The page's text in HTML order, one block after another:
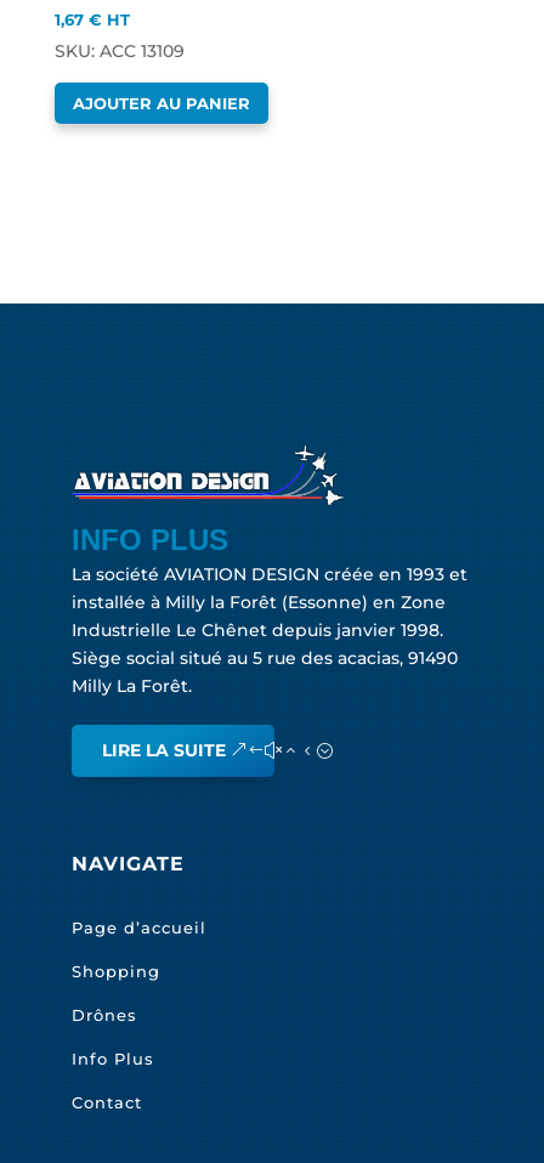
1,67€ HT
SKU: ACC 13109
AJOUTER AU PANIER
INFO PLUS
La société AVIATION DESIGN créée en 1993 et
installée à Milly la Forêt (Essonne) en Zone
Industrielle Le Chênet depuis janvier 1998.
Siège social situé au 5 rue des acacias, 91490
Milly La Forêt.
LIRE LA SUITE
NAVIGATE
Page d’accueil
Shopping
Drônes
Info Plus
Contact